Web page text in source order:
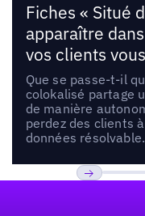
Fiches « Situé
apparaître
vos clients
Que se passe-t-il
colokalisé partage
de manière
perdez des clients
données résolvable.